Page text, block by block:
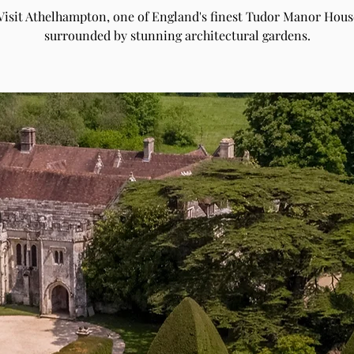
Athelhampton, one of England's finest Tudor Manor
surrounded by stunning architectural gardens.